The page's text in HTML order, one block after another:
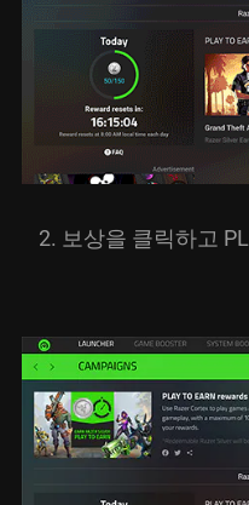
2. 보상을 클릭하고